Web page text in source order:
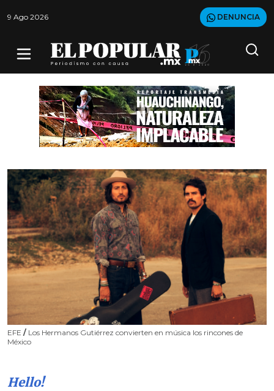
9 Ago 2026 DENUNCIA
EFE / Los Hermanos Gutiérrez convierten en música los rincones de
México
Hello!